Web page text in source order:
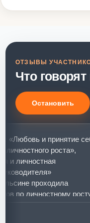
ОТЗЫВЫ
Что
Остановить
и принятие
роста»,
личностная
проходила
по личностному росту и